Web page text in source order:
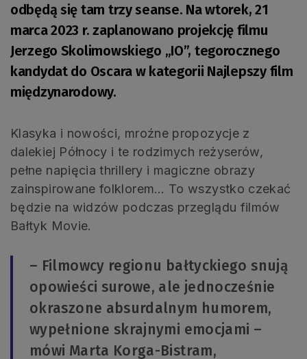
odbędą się tam trzy seanse. Na wtorek, 21
marca 2023 r. zaplanowano projekcję filmu
Jerzego Skolimowskiego „IO”, tegorocznego
kandydat do Oscara w kategorii Najlepszy film
międzynarodowy.
Klasyka i nowości, mroźne propozycje z
dalekiej Północy i te rodzimych reżyserów,
pełne napięcia thrillery i magiczne obrazy
zainspirowane folklorem… To wszystko czekać
będzie na widzów podczas przeglądu filmów
Bałtyk Movie.
– Filmowcy regionu bałtyckiego snują
opowieści surowe, ale jednocześnie
okraszone absurdalnym humorem,
wypełnione skrajnymi emocjami –
mówi Marta Korga-Bistram,